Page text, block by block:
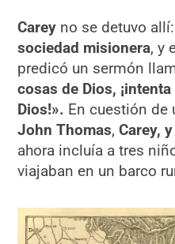
Carey no se detuvo
sociedad misionera, y
predicó un sermón
cosas de Dios,
Dios!». En cuestión de
John Thomas,Carey,
ahora incluía a tres
viajaban en un barco